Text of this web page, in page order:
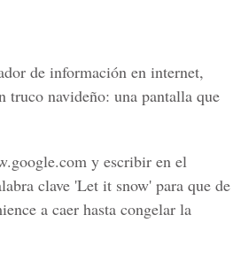
de información en internet,
truco navideño: una pantalla que
y escribir en el
clave 'Let it snow' para que de
a caer hasta congelar la